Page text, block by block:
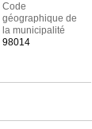
Code
géographique de
la municipalité
98014